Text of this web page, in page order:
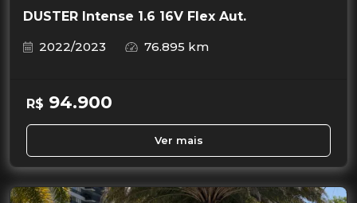
DUSTER Intense 1.6 16V Flex Aut.
2022/2023
76.895 km
R$ 94.900
Ver mais